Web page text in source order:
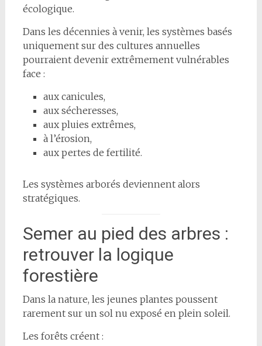
écologique.
Dans les décennies à venir, les systèmes basés
uniquement sur des cultures annuelles
pourraient devenir extrêmement vulnérables
face :
aux canicules,
aux sécheresses,
aux pluies extrêmes,
à l’érosion,
aux pertes de fertilité.
Les systèmes arborés deviennent alors
stratégiques.
Semer au pied des arbres :
retrouver la logique
forestière
Dans la nature, les jeunes plantes poussent
rarement sur un sol nu exposé en plein soleil.
Les forêts créent :